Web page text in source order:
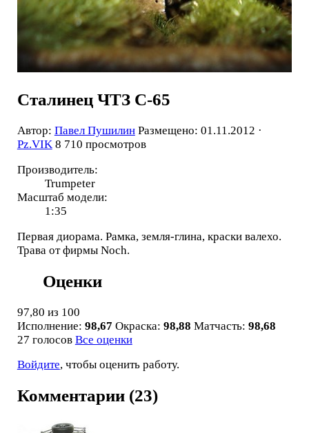
Сталинец ЧТЗ С-65
Автор: Павел Пушилин Размещено: 01.11.2012 ·
Pz.VIK 8 710 просмотров
Производитель:
Trumpeter
Масштаб модели:
1:35
Первая диорама. Рамка, земля-глина, краски валехо.
Трава от фирмы Noch.
Оценки
97,80 из 100
Исполнение: 98,67 Окраска: 98,88 Матчасть: 98,68
27 голосов Все оценки
Войдите, чтобы оценить работу.
Комментарии (23)